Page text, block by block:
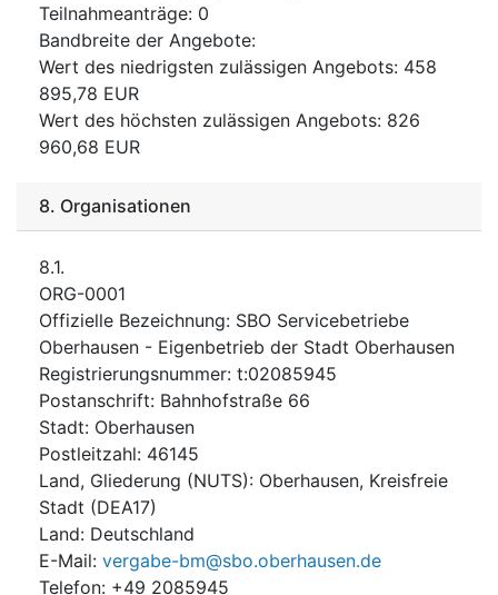
Teilnahmeanträge: 0
Bandbreite der Angebote:
Wert des niedrigsten zulässigen Angebots: 458
895,78 EUR
Wert des höchsten zulässigen Angebots: 826
960,68 EUR
8. Organisationen
8.1.
ORG-0001
Offizielle Bezeichnung: SBO Servicebetriebe
Oberhausen - Eigenbetrieb der Stadt Oberhausen
Registrierungsnummer: t:02085945
Postanschrift: Bahnhofstraße 66
Stadt: Oberhausen
Postleitzahl: 46145
Land, Gliederung (NUTS): Oberhausen, Kreisfreie
Stadt (DEA17)
Land: Deutschland
E-Mail: vergabe-bm@sbo.oberhausen.de
Telefon: +49 2085945